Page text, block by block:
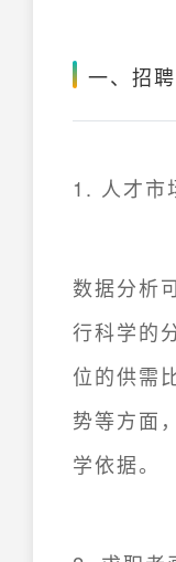
一、招
1. 人才市
数据分析
行科学的
位的供需
势等方面
学依据。